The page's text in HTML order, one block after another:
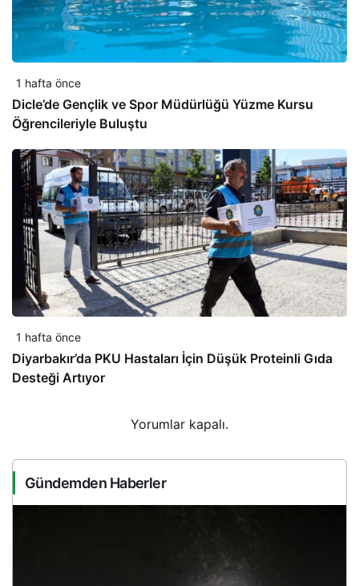
1 hafta önce
Dicle’de Gençlik ve Spor Müdürlüğü Yüzme Kursu
Öğrencileriyle Buluştu
1 hafta önce
Diyarbakır’da PKU Hastaları İçin Düşük Proteinli Gıda
Desteği Artıyor
Yorumlar kapalı.
Gündemden Haberler